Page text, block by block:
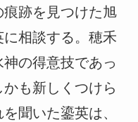
痕跡を見つけた旭
相談する。穂禾
の得意技であっ
も新しくつけら
聞いた鎏英は、